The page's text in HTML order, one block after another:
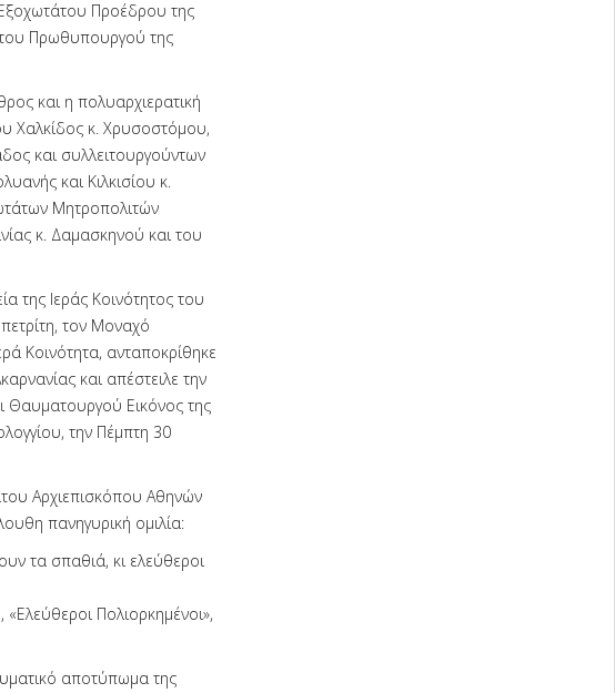
Προέδρου της
Πρωθυπουργού της
και η πολυαρχιερατική
Χαλκίδος κ. Χρυσοστόμου,
και συλλειτουργούντων
και Κιλκισίου κ.
Μητροπολιτών
κ. Δαμασκηνού και του
της Ιεράς Κοινότητος του
τον Μοναχό
Κοινότητα, ανταποκρίθηκε
και απέστειλε την
Θαυματουργού Εικόνος της
την Πέμπτη 30
Αρχιεπισκόπου Αθηνών
πανηγυρική ομιλία:
τα σπαθιά, κι ελεύθεροι
Πολιορκημένοι»,
αποτύπωμα της